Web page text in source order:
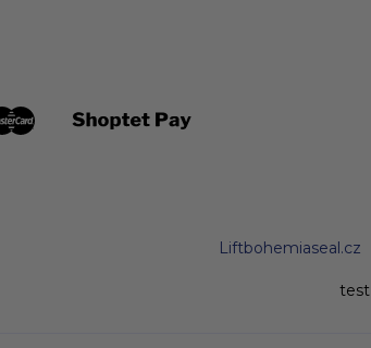
Liftbohemiaseal.cz
test